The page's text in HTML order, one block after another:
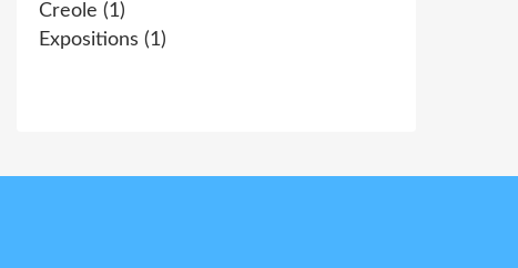
Creole (1)
Expositions (1)